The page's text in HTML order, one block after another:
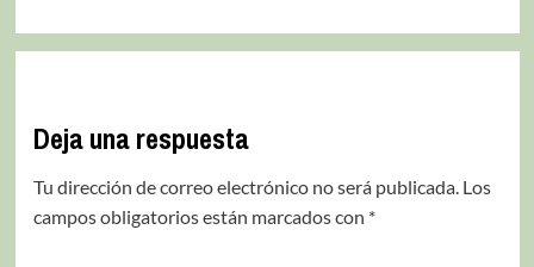
Deja una respuesta
Tu dirección de correo electrónico no será publicada. Los
campos obligatorios están marcados con *